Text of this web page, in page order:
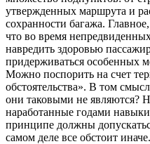
утвержденных маршрута и
сохранности багажа.
что во время
навредить здоровью
придерживаться особенных
Можно поспорить на счет
обстоятельства». В том
они таковыми не являются?
наработанные годами
принципе должны
самом деле все обстоит